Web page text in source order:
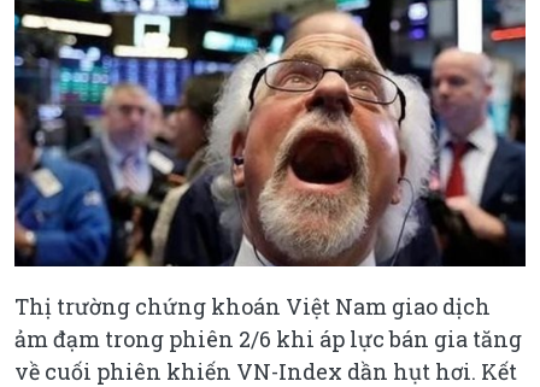
Thị trường chứng khoán Việt Nam giao dịch
ảm đạm trong phiên 2/6 khi áp lực bán gia tăng
về cuối phiên khiến VN-Index dần hụt hơi. Kết